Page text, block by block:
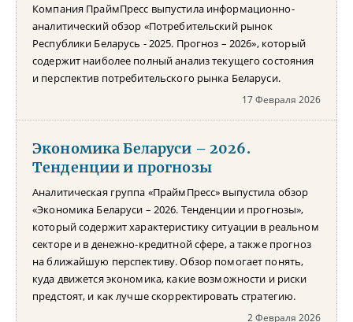
Компания ПраймПресс выпустила информационно-
аналитический обзор «Потребительский рынок
Республики Беларусь - 2025. Прогноз – 2026», который
содержит наиболее полный анализ текущего состояния
и перспектив потребительского рынка Беларуси.
17 Февраля 2026
Экономика Беларуси – 2026.
Тенденции и прогнозы
Аналитическая группа «ПраймПресс» выпустила обзор
«Экономика Беларуси – 2026. Тенденции и прогнозы»,
который содержит характеристику ситуации в реальном
секторе и в денежно-кредитной сфере, а также прогноз
на ближайшую перспективу. Обзор помогает понять,
куда движется экономика, какие возможности и риски
предстоят, и как лучше скорректировать стратегию.
2 Февраля 2026